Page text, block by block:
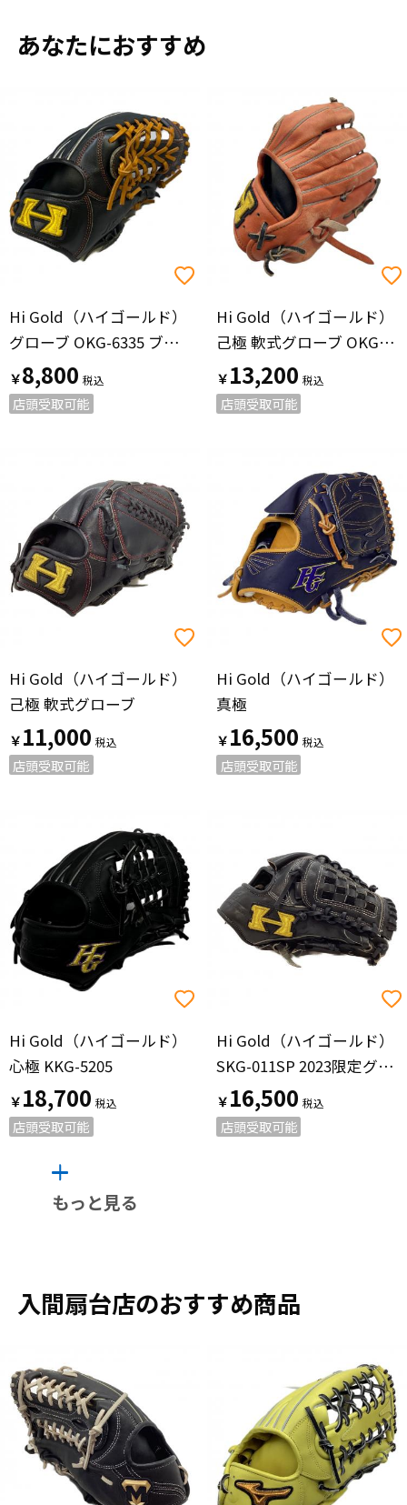
あなたにおすすめ
Hi Gold（ハイゴールド）
グローブ OKG-6335 ブラック
￥8,800
店頭受取可能
Hi Gold（ハイゴールド）
己極 軟式グローブ OKG-6125 オレンジ
￥13,200
店頭受取可能
Hi Gold（ハイゴールド）
己極 軟式グローブ
￥11,000
店頭受取可能
Hi Gold（ハイゴールド）
真極
￥16,500
店頭受取可能
Hi Gold（ハイゴールド）
心極 KKG-5205
￥18,700
店頭受取可能
Hi Gold（ハイゴールド）
SKG-011SP 2023限定グラブ
￥16,500
店頭受取可能
もっと見る
入間扇台店のおすすめ商品